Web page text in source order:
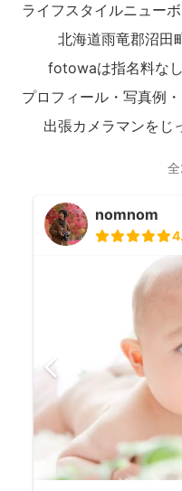
ライフスタイルニュー
北海道雨竜郡沼田
fotowaは指名料な
プロフィール・写真例
出張カメラマンをじ
nomnom